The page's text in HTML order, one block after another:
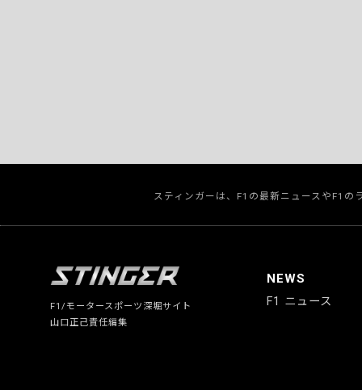
スティンガーは、F1の最新ニュースやF1
F1/モータースポーツ深堀サイト
山口正己責任編集
NEWS
F1 ニュース